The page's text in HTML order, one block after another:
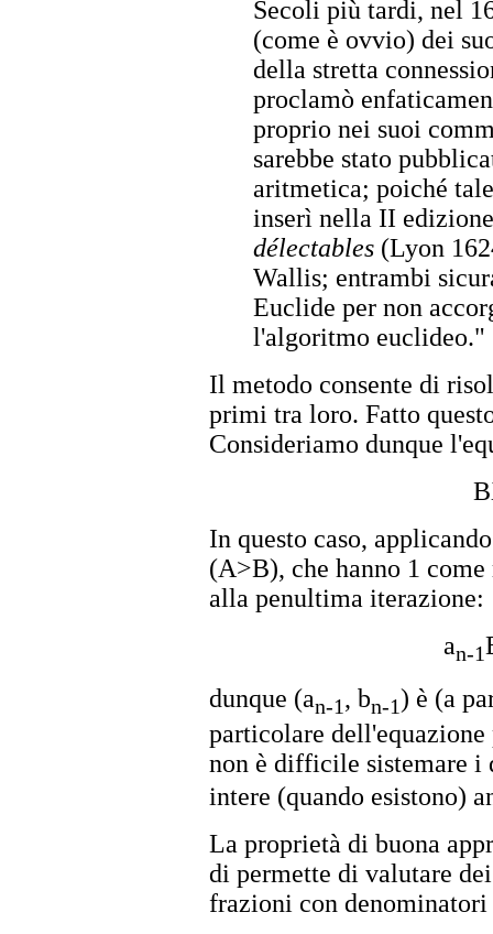
Secoli più tardi, nel
(come è ovvio) dei
della stretta
proclamò
proprio nei suoi
sarebbe stato
aritmetica; poiché
inserì nella II
délectables (Lyon
Wallis; entrambi
Euclide per non
l'algoritmo euclideo."
Il metodo consente di
primi tra loro. Fatto
Consideriamo dunque
In questo caso,
(A>B), che hanno 1
alla penultima iterazione:
an-1
dunque (an-1, bn-1) è (a
particolare dell'equazione
non è difficile sistemare i
intere (quando esistono)
La proprietà di buona
di permette di valutare
frazioni con